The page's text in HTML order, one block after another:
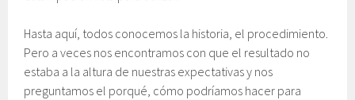
Hasta aquí, todos conocemos la historia, el procedimiento.
Pero a veces nos encontramos con que el resultado no
estaba a la altura de nuestras expectativas y nos
preguntamos el porqué, cómo podríamos hacer para